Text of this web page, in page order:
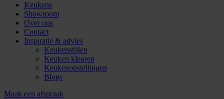
Keukens
Showroom
Over ons
Contact
Inspiratie & advies
Keukenstijlen
Keuken kleuren
Keukenopstellingen
Blogs
Maak een afspraak